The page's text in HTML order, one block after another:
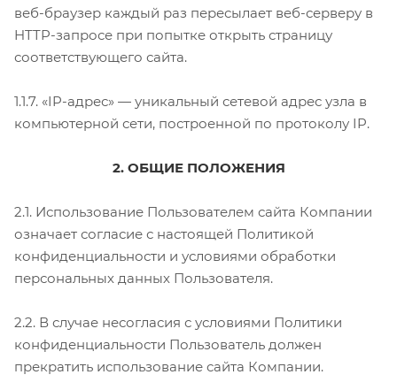
веб-браузер каждый раз пересылает веб-серверу в
HTTP-запросе при попытке открыть страницу
соответствующего сайта.
1.1.7. «IP-адрес» — уникальный сетевой адрес узла в
компьютерной сети, построенной по протоколу IP.
2. ОБЩИЕ ПОЛОЖЕНИЯ
2.1. Использование Пользователем сайта Компании
означает согласие с настоящей Политикой
конфиденциальности и условиями обработки
персональных данных Пользователя.
2.2. В случае несогласия с условиями Политики
конфиденциальности Пользователь должен
прекратить использование сайта Компании.